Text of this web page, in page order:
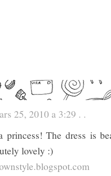
25, 2010 a 3:29 . .
The dress is
lovely :)